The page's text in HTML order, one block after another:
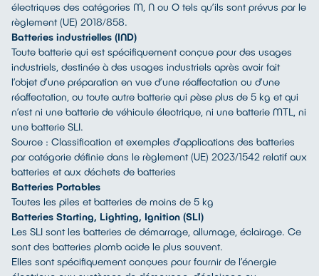
électriques des catégories M, N ou O tels qu’ils sont prévus par le
règlement (UE) 2018/858.
Batteries industrielles (IND)
Toute batterie qui est spécifiquement conçue pour des usages
industriels, destinée à des usages industriels après avoir fait
l’objet d’une préparation en vue d’une réaffectation ou d’une
réaffectation, ou toute autre batterie qui pèse plus de 5 kg et qui
n’est ni une batterie de véhicule électrique, ni une batterie MTL, ni
une batterie SLI.
Source : Classification et exemples d’applications des batteries
par catégorie définie dans le règlement (UE) 2023/1542 relatif aux
batteries et aux déchets de batteries
Batteries Portables
Toutes les piles et batteries de moins de 5 kg
Batteries Starting, Lighting, Ignition (SLI)
Les SLI sont les batteries de démarrage, allumage, éclairage. Ce
sont des batteries plomb acide le plus souvent.
Elles sont spécifiquement conçues pour fournir de l’énergie